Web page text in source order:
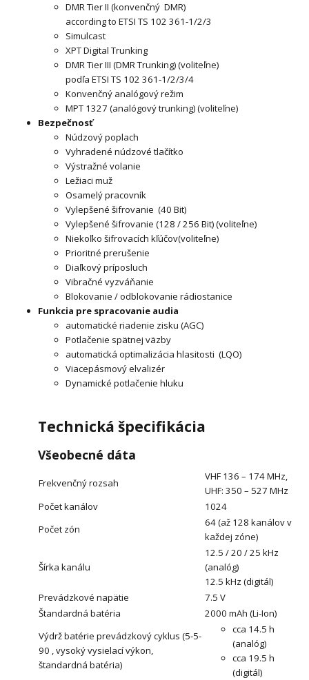
DMR Tier II (konvenčný DMR)
according to ETSI TS 102 361-1/2/3
Simulcast
XPT Digital Trunking
DMR Tier III (DMR Trunking) (voliteľne)
podľa ETSI TS 102 361-1/2/3/4
Konvenčný analógový režim
MPT 1327 (analógový trunking) (voliteľne)
Bezpečnosť
Núdzový poplach
Vyhradené núdzové tlačítko
Výstražné volanie
Ležiaci muž
Osamelý pracovník
Vylepšené šifrovanie (40 Bit)
Vylepšené šifrovanie (128 / 256 Bit) (voliteľne)
Niekoľko šifrovacích kľúčov(voliteľne)
Prioritné prerušenie
Diaľkový príposluch
Vibračné vyzváňanie
Blokovanie / odblokovanie rádiostanice
Funkcia pre spracovanie audia
automatické riadenie zisku (AGC)
Potlačenie spätnej väzby
automatická optimalizácia hlasitosti (LQO)
Viacepásmový elvalizér
Dynamické potlačenie hluku
Technická špecifikácia
Všeobecné dáta
Frekvenčný rozsah
VHF 136 – 174 MHz,
UHF: 350 – 527 MHz
Počet kanálov
1024
Počet zón
64 (až 128 kanálov v
každej zóne)
Šírka kanálu
12.5 / 20 / 25 kHz
(analóg)
12.5 kHz (digitál)
Prevádzkové napätie
7.5 V
Štandardná batéria
2000 mAh (Li-Ion)
Výdrž batérie prevádzkový cyklus (5-5-
90 , vysoký vysielací výkon,
štandardná batéria)
cca 14.5 h
(analóg)
cca 19.5 h
(digitál)